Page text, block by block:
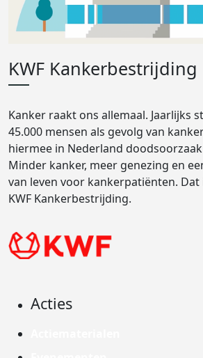
KWF Kankerbestrijding
Kanker raakt ons allemaal. Jaarlijks
45.000 mensen als gevolg van
hiermee in Nederland
Minder kanker, meer genezing en
van leven voor kankerpatiënten. Dat
KWF Kankerbestrijding.
Acties